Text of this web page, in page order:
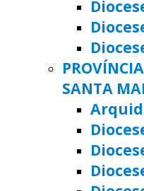
SANTA